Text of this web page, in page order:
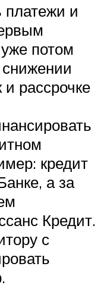
платежи и
потом
снижении
рассрочке
кредит
а за
Кредит.
с